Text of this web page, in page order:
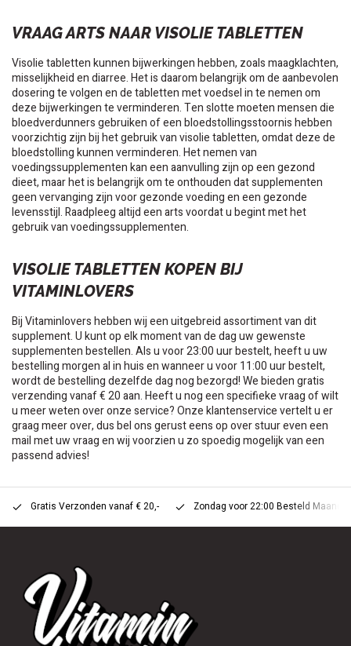
VRAAG ARTS NAAR VISOLIE TABLETTEN
Visolie tabletten kunnen bijwerkingen hebben, zoals maagklachten,
misselijkheid en diarree. Het is daarom belangrijk om de aanbevolen
dosering te volgen en de tabletten met voedsel in te nemen om
deze bijwerkingen te verminderen. Ten slotte moeten mensen die
bloedverdunners gebruiken of een bloedstollingsstoornis hebben
voorzichtig zijn bij het gebruik van visolie tabletten, omdat deze de
bloedstolling kunnen verminderen. Het nemen van
voedingssupplementen kan een aanvulling zijn op een gezond
dieet, maar het is belangrijk om te onthouden dat supplementen
geen vervanging zijn voor gezonde voeding en een gezonde
levensstijl. Raadpleeg altijd een arts voordat u begint met het
gebruik van voedingssupplementen.
VISOLIE TABLETTEN KOPEN BIJ
VITAMINLOVERS
Bij Vitaminlovers hebben wij een uitgebreid assortiment van dit
supplement. U kunt op elk moment van de dag uw gewenste
supplementen bestellen. Als u voor 23:00 uur bestelt, heeft u uw
bestelling morgen al in huis en wanneer u voor 11:00 uur bestelt,
wordt de bestelling dezelfde dag nog bezorgd! We bieden gratis
verzending vanaf € 20 aan. Heeft u nog een specifieke vraag of wilt
u meer weten over onze service? Onze klantenservice vertelt u er
graag meer over, dus bel ons gerust eens op over stuur even een
mail met uw vraag en wij voorzien u zo spoedig mogelijk van een
passend advies!
Gratis Verzonden vanaf € 20,- Zondag voor 22:00 Besteld